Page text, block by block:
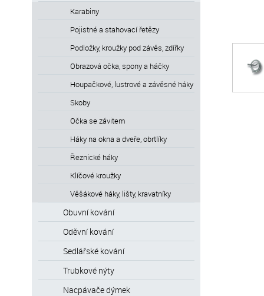
Karabiny
Pojistné a stahovací řetězy
Podložky, kroužky pod závěs, zdířky
Obrazová očka, spony a háčky
Houpačkové, lustrové a závěsné háky
Skoby
Očka se závitem
Háky na okna a dveře, obrtlíky
Řeznické háky
Klíčové kroužky
Věšákové háky, lišty, kravatníky
Obuvní kování
Oděvní kování
Sedlářské kování
Trubkové nýty
Nacpávače dýmek